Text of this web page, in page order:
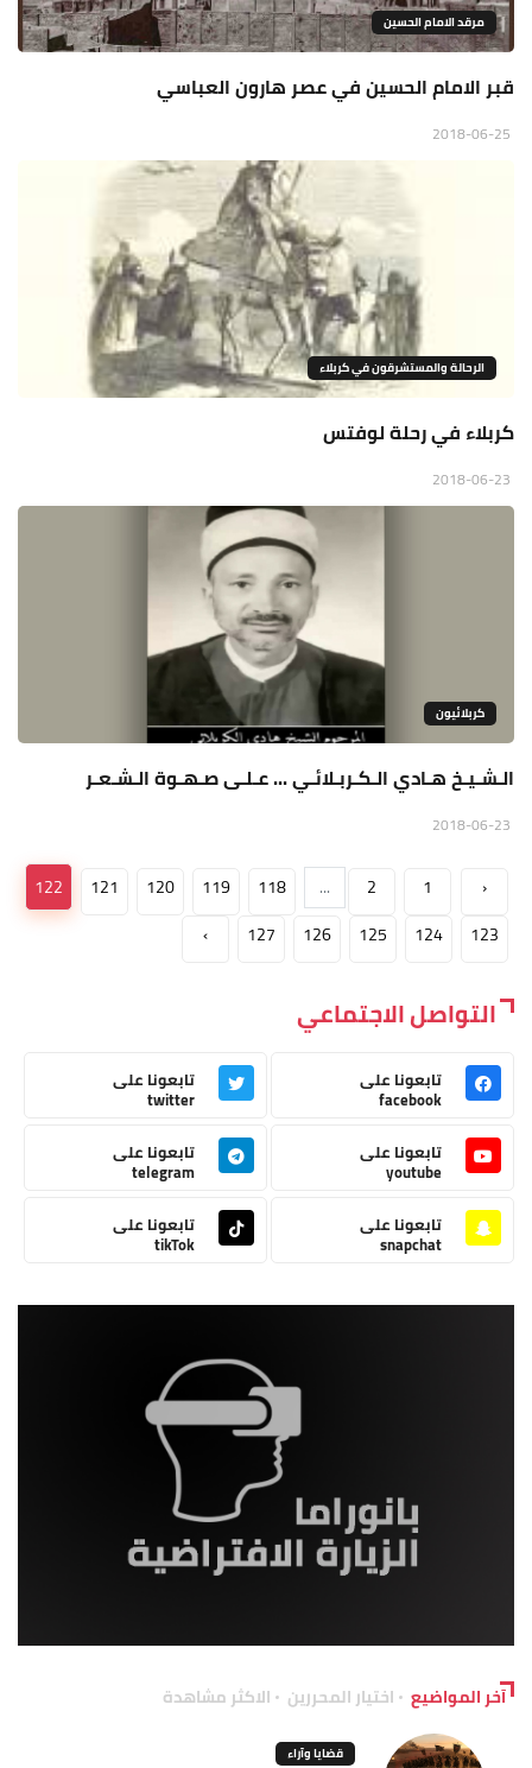
مرقد الامام الحسين
قبر الامام الحسين في عصر هارون العباسي
الرحالة والمستشرقون في كربلاء
كربلاء في رحلة لوفتس
كربلائيون
الـشـيـخ هـادي الـكـربـلائـي ... عـلـى صـهـوة الـشـعـر
‹
1
2
...
118
119
120
121
122
123
124
125
126
127
›
التواصل الاجتماعي
تابعونا على
facebook
تابعونا على
twitter
تابعونا على
youtube
تابعونا على
telegram
تابعونا على
snapchat
تابعونا على
tikTok
آخر المواضيع اختيار المحررين الاكثر مشاهدة
قضايا وآراء